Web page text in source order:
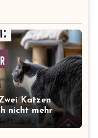
Katzen
nicht mehr